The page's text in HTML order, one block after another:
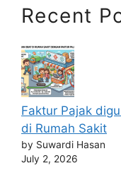
Recent
Faktur Pajak
di Rumah Sakit
by Suwardi Hasan
July 2, 2026